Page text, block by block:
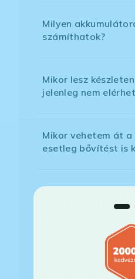
Milyen
számíthatok?
Mikor lesz
jelenleg nem
Mikor vehetem át a
esetleg bővítést is
Mikor kapom meg a
szállítással
Milyen szoftverek
telepítve a